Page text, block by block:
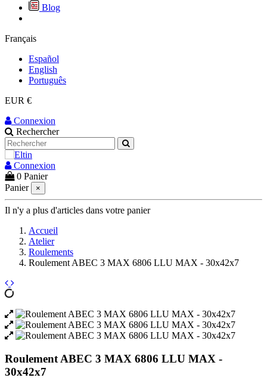
Blog
Français
Español
English
Português
EUR €
Connexion
Rechercher
Connexion
0 Panier
Panier
×
Il n'y a plus d'articles dans votre panier
Accueil
Atelier
Roulements
Roulement ABEC 3 MAX 6806 LLU MAX - 30x42x7
Roulement ABEC 3 MAX 6806 LLU MAX -
30x42x7